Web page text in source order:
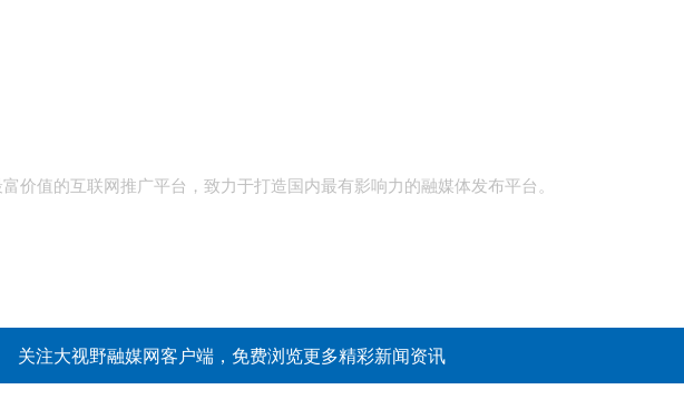
价值的互联网推广平台，致力于打造国内最有影响力的融媒体发布平台。
关注大视野融媒网客户端，免费浏览更多精彩新闻资讯